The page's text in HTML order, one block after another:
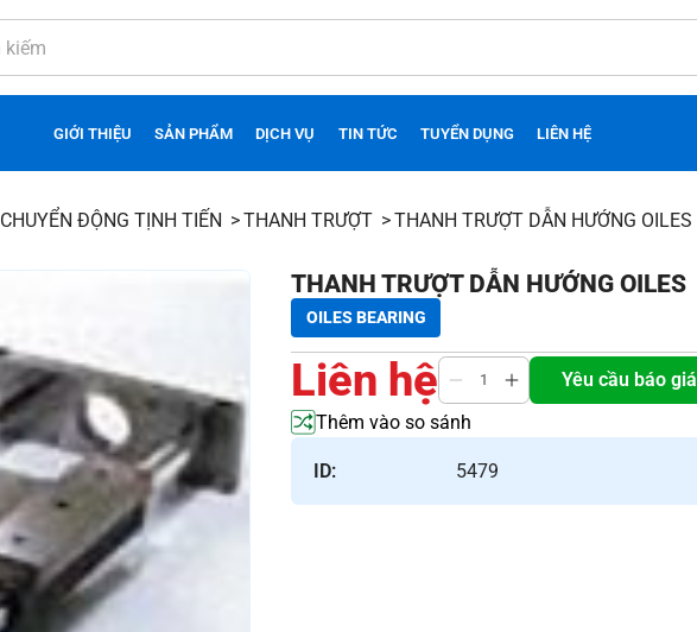
GIỚI THIỆU SẢN PHẨM DỊCH VỤ TIN TỨC TUYỂN DỤNG LIÊN HỆ
CHUYỂN ĐỘNG TỊNH TIẾN THANH TRƯỢT THANH TRƯỢT DẪN HƯỚNG OILES
THANH TRƯỢT DẪN HƯỚNG OILES
OILES BEARING
Liên hệ
Yêu cầu báo giá
Thêm vào so sánh
ID: 5479